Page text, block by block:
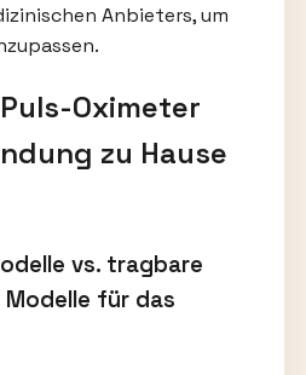
Anbieters, um
Oximeter
zu Hause
vs. tragbare
Modelle für das